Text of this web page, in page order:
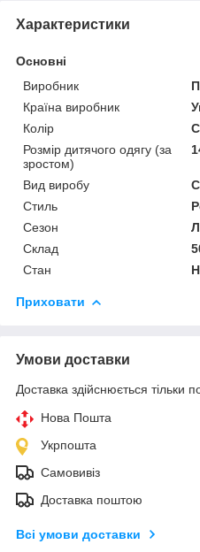
Характеристики
Основні
Виробник
Країна виробник
Колір
Розмір дитячого одягу (за
зростом)
Вид виробу
Стиль
Сезон
Склад
Стан
Приховати
Умови доставки
Доставка здійснюється тільки
Нова Пошта
Укрпошта
Самовивіз
Доставка поштою
Всі умови доставки